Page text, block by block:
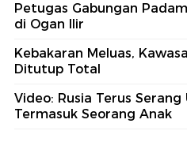
Petugas Gabungan
di Ogan Ilir
Kebakaran Meluas,
Ditutup Total
Video: Rusia Terus
Termasuk Seorang Anak